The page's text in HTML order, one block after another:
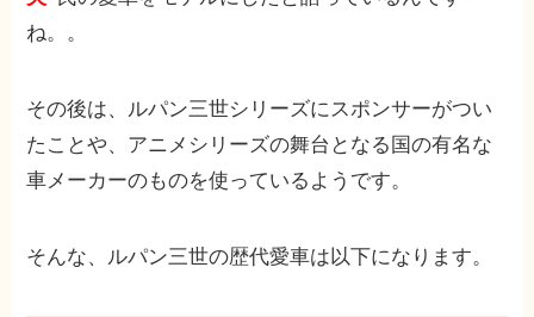
ね。。
その後は、ルパン三世シリーズにスポンサーがつい
たことや、アニメシリーズの舞台となる国の有名な
車メーカーのものを使っているようです。
そんな、ルパン三世の歴代愛車は以下になります。